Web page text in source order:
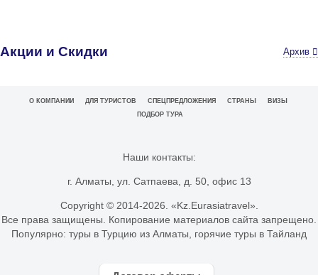
Акции и Скидки Архив
О КОМПАНИИ ДЛЯ ТУРИСТОВ СПЕЦПРЕДЛОЖЕНИЯ СТРАНЫ
ВИЗЫ
ПОДБОР ТУРА
Наши контакты:
г. Алматы, ул. Сатпаева, д. 50, офис 13
Copyright © 2014-2026. «Kz.Eurasiatravel».
Все права защищены. Копирование материалов сайта запрещено.
Популярно: туры в Турцию из Алматы горячие туры в Тайланд